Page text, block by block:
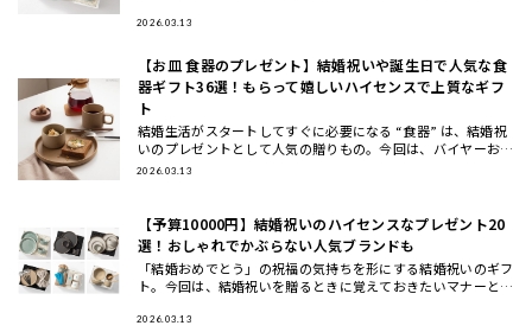
などのマナー
2026.03.13
【お皿 食器のプレゼント】結婚祝いや誕生日で人気な食
器ギフト36選！もらって嬉しいハイセンスで上質なギフ
ト
結婚生活がスタートしてすぐに必要になる “食器” は、結婚祝
いのプレゼントとして人気の贈りもの。今回は、バイヤーおす
すめの食器ギフトをご紹介します。大切な方に喜んでもらえる
2026.03.13
【予算10000円】結婚祝いのハイセンスなプレゼント20
選！おしゃれでかぶらない人気ブランドも
「結婚おめでとう」の祝福の気持ちを形にする結婚祝いのギフ
ト。今回は、結婚祝いを贈るときに覚えておきたいマナーと、
すめのギフト
2026.03.13